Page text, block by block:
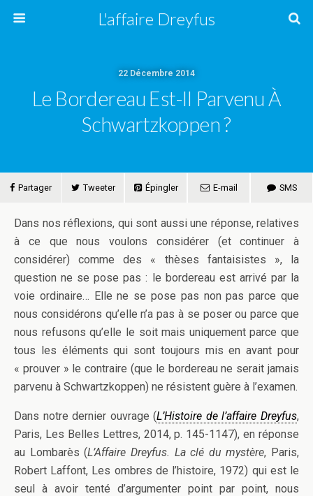
L'affaire Dreyfus
22 Décembre 2014
Le Bordereau Est-Il Parvenu À
Schwartzkoppen ?
Partager Tweeter Épingler E-mail SMS
Dans nos réflexions, qui sont aussi une réponse, relatives
à ce que nous voulons considérer (et continuer à
considérer) comme des « thèses fantaisistes », la
question ne se pose pas : le bordereau est arrivé par la
voie ordinaire… Elle ne se pose pas non pas parce que
nous considérons qu’elle n’a pas à se poser ou parce que
nous refusons qu’elle le soit mais uniquement parce que
tous les éléments qui sont toujours mis en avant pour
« prouver » le contraire (que le bordereau ne serait jamais
parvenu à Schwartzkoppen) ne résistent guère à l’examen.
Dans notre dernier ouvrage (L’Histoire de l’affaire Dreyfus,
Paris, Les Belles Lettres, 2014, p. 145-1147), en réponse
au Lombarès (L’Affaire Dreyfus. La clé du mystère, Paris,
Robert Laffont, Les ombres de l’histoire, 1972) qui est le
seul à avoir tenté d’argumenter point par point, nous